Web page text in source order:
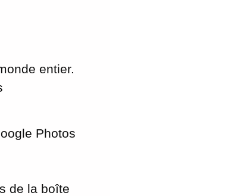
entier.
Photos
de la boîte